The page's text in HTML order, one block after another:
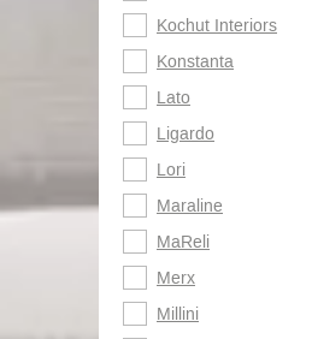
Kochut Interiors
Konstanta
Lato
Ligardo
Lori
Maraline
MaReli
Merx
Millini